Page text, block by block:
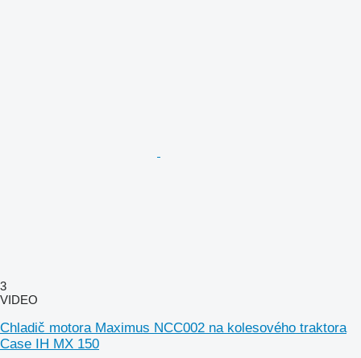
3
VIDEO
Chladič motora Maximus NCC002 na kolesového traktora
Case IH MX 150